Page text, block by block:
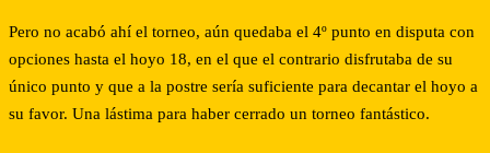
Pero no acabó ahí el torneo, aún quedaba el 4º punto en disputa con
opciones hasta el hoyo 18, en el que el contrario disfrutaba de su
único punto y que a la postre sería suficiente para decantar el hoyo a
su favor. Una lástima para haber cerrado un torneo fantástico.